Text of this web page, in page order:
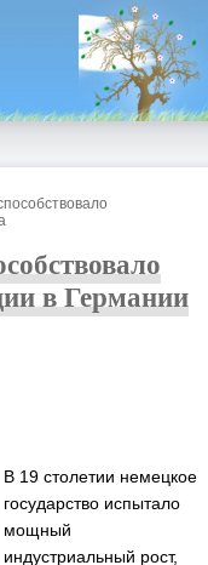
в Германии
В 19 столетии немецкое
государство испытало
мощный
индустриальный рост,